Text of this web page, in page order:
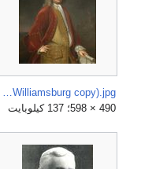
Alexander Spotswood by Charles Bridges (Colonial Williamsburg copy).jpg
490 × 598؛ 137 كيلوبايت